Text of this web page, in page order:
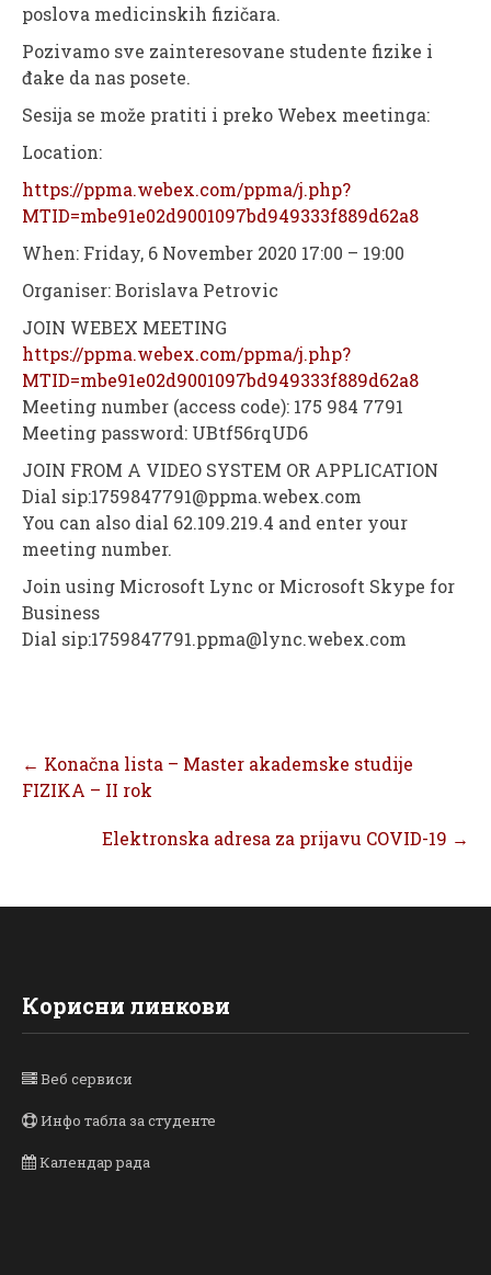
poslova medicinskih fizičara.
Pozivamo sve zainteresovane studente fizike i
đake da nas posete.
Sesija se može pratiti i preko Webex meetinga:
Location:
https://ppma.webex.com/ppma/j.php?
MTID=mbe91e02d9001097bd949333f889d62a8
When: Friday, 6 November 2020 17:00 – 19:00
Organiser: Borislava Petrovic
JOIN WEBEX MEETING
https://ppma.webex.com/ppma/j.php?
MTID=mbe91e02d9001097bd949333f889d62a8
Meeting number (access code): 175 984 7791
Meeting password: UBtf56rqUD6
JOIN FROM A VIDEO SYSTEM OR APPLICATION
Dial sip:1759847791@ppma.webex.com
You can also dial 62.109.219.4 and enter your
meeting number.
Join using Microsoft Lync or Microsoft Skype for
Business
Dial sip:1759847791.ppma@lync.webex.com
navigation
← Konačna lista – Master akademske studije
FIZIKA – II rok
Elektronska adresa za prijavu COVID-19 →
Корисни линкови
Веб сервиси
Инфо табла за студенте
Календар рада